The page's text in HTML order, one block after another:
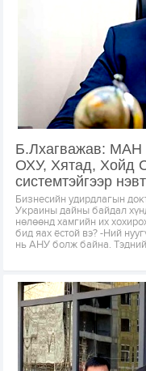
Б.Лхагважав: МАН
ОХУ, Хятад, Хойд
системтэйгээр
Бизнесийн удирдлагын
Украины дайны байдал
нөлөөнд хамгийн их
бид яах ёстой вэ? -Ний
нь АНУ болж байна.